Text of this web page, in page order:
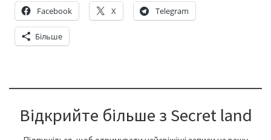
Facebook X Telegram
Більше
Відкрийте більше з Secret land